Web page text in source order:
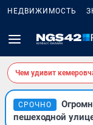
НЕДВИЖИМОСТЬ
Чем удивит
СРОЧНО
пешеходной